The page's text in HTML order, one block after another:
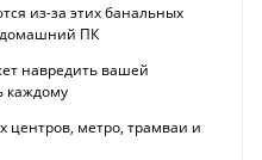
из-за этих банальных
домашний ПК
навредить вашей
каждому
центров, метро, трамваи и